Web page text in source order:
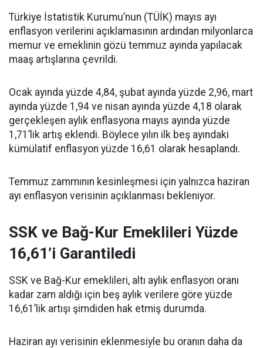
Türkiye İstatistik Kurumu’nun (TÜİK) mayıs ayı
enflasyon verilerini açıklamasının ardından milyonlarca
memur ve emeklinin gözü temmuz ayında yapılacak
maaş artışlarına çevrildi.
Ocak ayında yüzde 4,84, şubat ayında yüzde 2,96, mart
ayında yüzde 1,94 ve nisan ayında yüzde 4,18 olarak
gerçekleşen aylık enflasyona mayıs ayında yüzde
1,71’lik artış eklendi. Böylece yılın ilk beş ayındaki
kümülatif enflasyon yüzde 16,61 olarak hesaplandı.
Temmuz zammının kesinleşmesi için yalnızca haziran
ayı enflasyon verisinin açıklanması bekleniyor.
SSK ve Bağ-Kur Emeklileri Yüzde
16,61’i Garantiledi
SSK ve Bağ-Kur emeklileri, altı aylık enflasyon oranı
kadar zam aldığı için beş aylık verilere göre yüzde
16,61’lik artışı şimdiden hak etmiş durumda.
Haziran ayı verisinin eklenmesiyle bu oranın daha da